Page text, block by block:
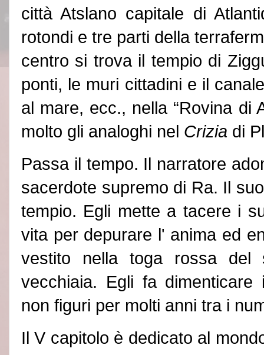
città Atslano capitale di
rotondi e tre parti della
centro si trova il tempio di
ponti, le muri cittadini e il
al mare, ecc., nella “Rovina di
molto gli analoghi nel Crizia di
Passa il tempo. Il narratore
sacerdote supremo di Ra. Il
tempio. Egli mette a tacere i
vita per depurare l' anima ed
vestito nella toga rossa del
vecchiaia. Egli fa
non figuri per molti anni tra i
Il V capitolo è dedicato al